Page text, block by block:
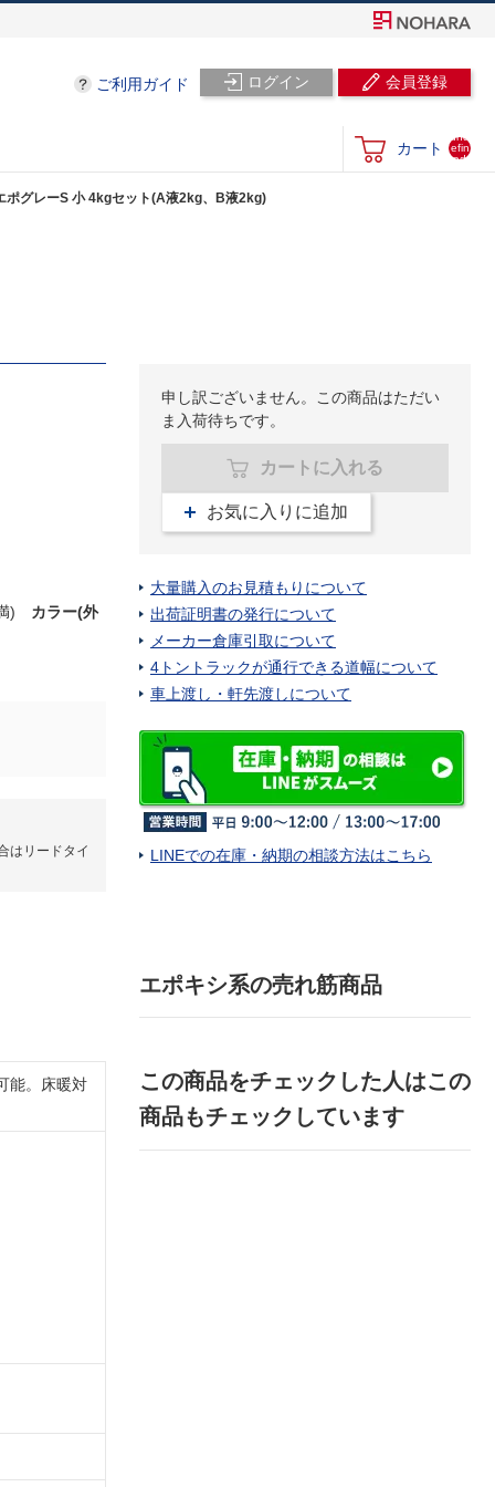
ログイン 会員登録
ご利用ガイド
カート
und
efin
ed
ポグレーS 小 4kgセット(A液2kg、B液2kg)
) カラー(外
はリードタイ
申し訳ございません。この商品はただい
ま入荷待ちです。
カートに入れる
お気に入りに追加
大量購入のお見積もりについて
出荷証明書の発行について
メーカー倉庫引取について
4トントラックが通行できる道幅について
車上渡し・軒先渡しについて
LINEでの在庫・納期の相談方法はこちら
能。床暖対
エポキシ系の売れ筋商品
この商品をチェックした人はこの
商品もチェックしています